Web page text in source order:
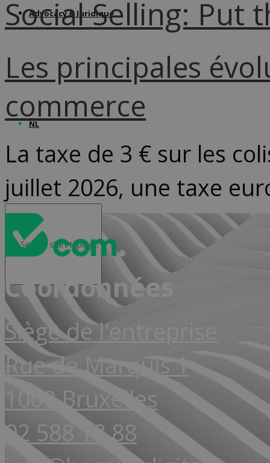
Advocacy & Juridique
NL
Social Selling: Put
Les principales
commerce
La taxe de 3 € sur les
juillet 2026, une taxe
Coordonnées
Siège de l'entreprise
Rue de Marquis 1
1000 Bruxelles
02 588 18 88